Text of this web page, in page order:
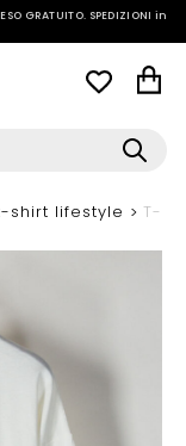
GRATUITO. SPEDIZIONI in
shirt lifestyle T-